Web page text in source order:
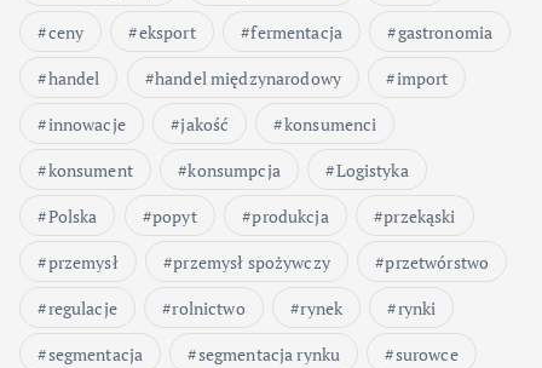
ceny
eksport fermentacja
gastronomia
handel
handel międzynarodowy
import
innowacje
jakość
konsumenci
konsument
konsumpcja
Logistyka
Polska
popyt produkcja
przekąski
przemysł
przemysł spożywczy
przetwórstwo
regulacje
rolnictwo rynek
rynki
segmentacja
segmentacja rynku
surowce